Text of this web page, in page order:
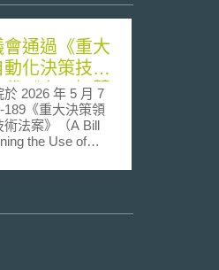
通過《重大
化決策技術
《人工智慧
》
2026 年 5 月 7
189《重大決策領
法案》（A Bill
the Use of